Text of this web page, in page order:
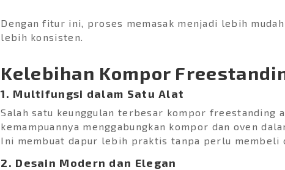
Dengan fitur ini, proses memasak menjadi lebih
lebih konsisten.
Kelebihan Kompor
1. Multifungsi dalam Satu Alat
Salah satu keunggulan terbesar kompor freestanding
kemampuannya menggabungkan kompor dan oven
Ini membuat dapur lebih praktis tanpa perlu membeli
2. Desain Modern dan Elegan